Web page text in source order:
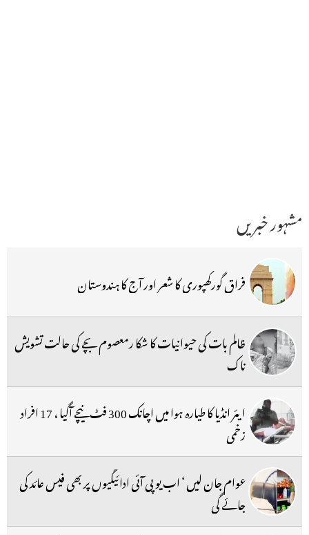
مشہور خبریں
فراق گورکھپوری کا شعر اور آج کا ہندوستان
ظالم بات کی حیوانیات کا شکا رمعصوم بچے کی حالت تشویش
ناک
ایئر انڈیا کا طیارہ ہوا میں اچانک 300 فٹ نیچے آگیا ، 17 افراد
زخمی
عوام جان لیں ‘ اب یو پی آئی ادائیگیوں پر بھی فیس عائد کی
جائے گی